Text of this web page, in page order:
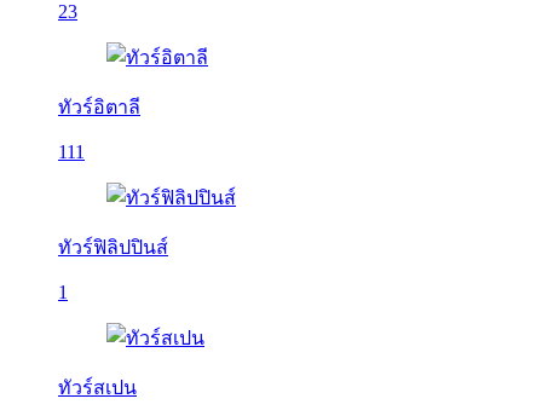
23
ทัวร์อิตาลี
111
ทัวร์ฟิลิปปินส์
1
ทัวร์สเปน